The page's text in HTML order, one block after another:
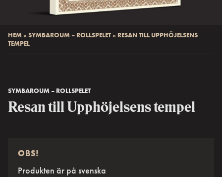
HEM»SYMBAROUM – ROLLSPELET» RESAN TILL UPPHÖJELSENS
TEMPEL
SYMBAROUM – ROLLSPELET
Resan till Upphöjelsens tempel
OBS!
Produkten är på svenska